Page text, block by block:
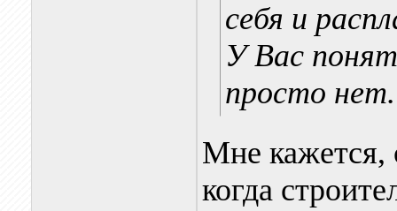
себя и
У Вас
просто нет.
Мне кажется,
когда